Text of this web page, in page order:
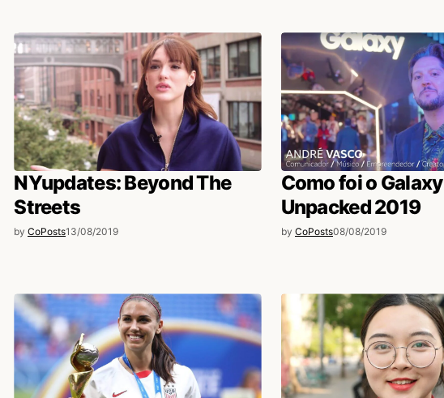
NYupdates: Beyond The
Streets
by CoPosts13/08/2019
Como foi o Galaxy
Unpacked 2019
by CoPosts08/08/2019